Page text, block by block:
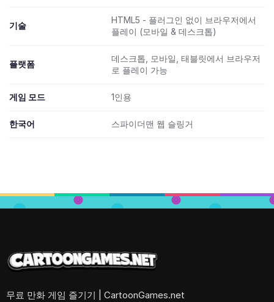
기술
HTML5 - 플러그인 없이 브라우저에서
플레이 (모바일 & 데스크톱)
플랫폼
데스크톱, 모바일, 태블릿에서 브라우저
로 플레이 가능
게임 모드 1인용
한국어 스파이더맨 웹 슬링거
무료 만화 게임 즐기기 | CartoonGames.net